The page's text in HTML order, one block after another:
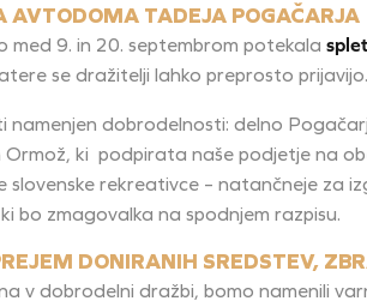
AVTODOMA TADEJA POGAČARJA
med 9. in 20. septembrom potekala
se dražitelji lahko preprosto prijavijo.
namenjen dobrodelnosti: delno
ki podpirata naše podjetje na
rekreativce – natančneje za
bo zmagovalka na spodnjem razpisu.
DONIRANIH SREDSTEV,
v dobrodelni dražbi, bomo namenili